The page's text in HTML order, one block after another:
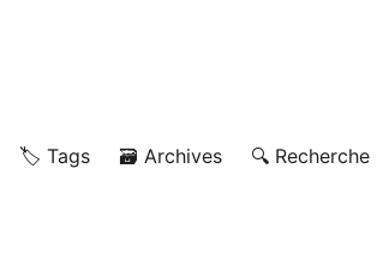
🏷️ Tags 🗃️ Archives 🔍 Recherche